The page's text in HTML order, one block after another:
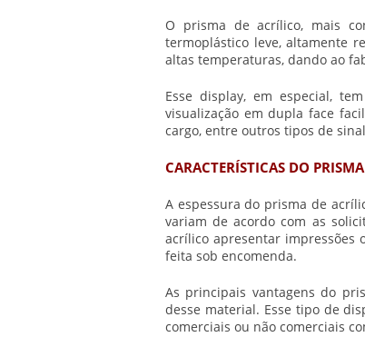
O prisma de acrílico, mais
termoplástico leve, altamente
altas temperaturas, dando ao
Esse display, em especial,
visualização em dupla face
cargo, entre outros tipos de
CARACTERÍSTICAS DO
A espessura do prisma de
variam de acordo com as
acrílico apresentar impressões
feita sob encomenda.
As principais vantagens do
desse material. Esse tipo de
comerciais ou não comerciais